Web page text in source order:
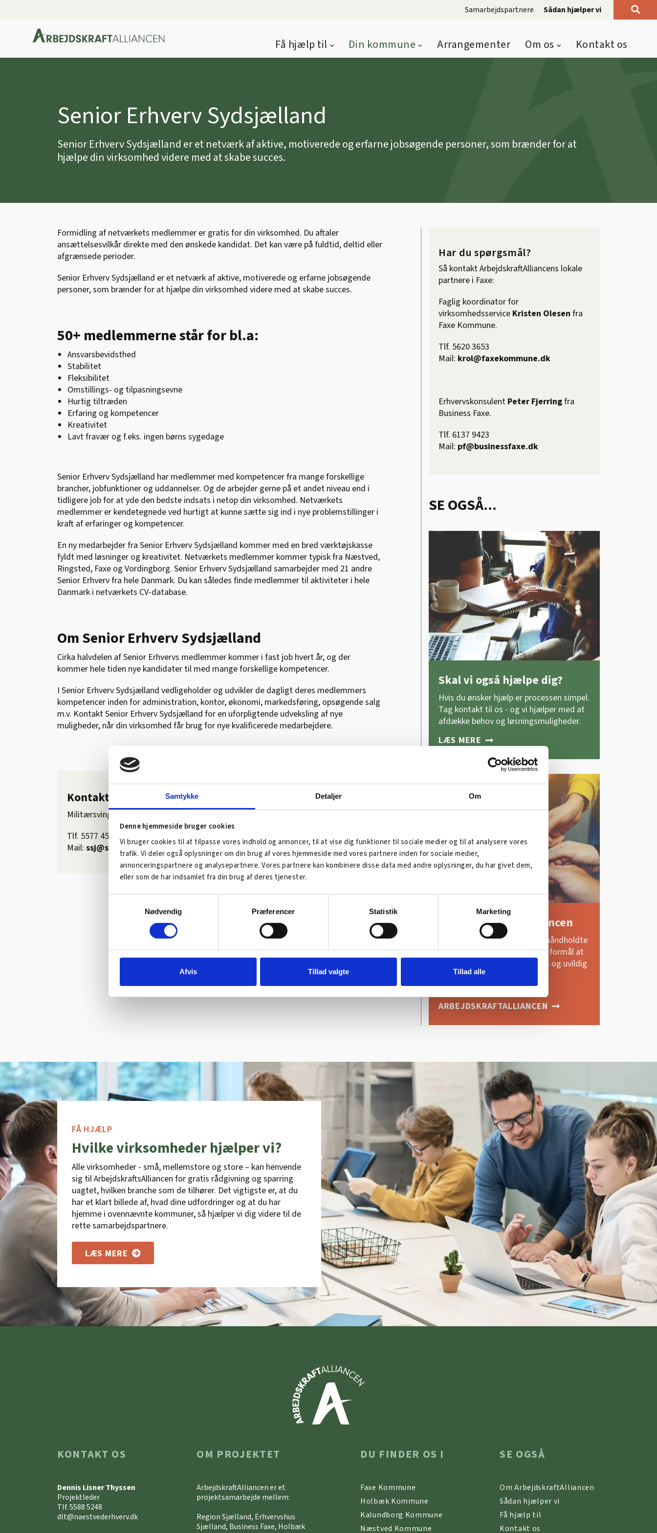
Samtykke Detaljer Om
Denne hjemmeside bruger cookies
Vi bruger cookies til at tilpasse vores indhold og annoncer, til at vise dig funktioner til sociale medier og til at analysere vores
trafik. Vi deler også oplysninger om din brug af vores hjemmeside med vores partnere inden for sociale medier,
annonceringspartnere og analysepartnere. Vores partnere kan kombinere disse data med andre oplysninger, du har givet dem,
eller som de har indsamlet fra din brug af deres tjenester.
Nødvendig
Præferencer Statistik Marketing
Afvis Tillad valgte Tillad alle
Samarbejdspartnere Sådan hjælper vi
Få hjælp til Din kommune Arrangementer Om os Kontakt os
Senior Erhverv Sydsjælland
Senior Erhverv Sydsjælland er et netværk af aktive, motiverede og erfarne jobsøgende personer, som brænder for at
hjælpe din virksomhed videre med at skabe succes.
Formidling af netværkets medlemmer er gratis for din virksomhed. Du aftaler
ansættelsesvilkår direkte med den ønskede kandidat. Det kan være på fuldtid, deltid eller
afgrænsede perioder.
Senior Erhverv Sydsjælland er et netværk af aktive, motiverede og erfarne jobsøgende
personer, som brænder for at hjælpe din virksomhed videre med at skabe succes.
50+ medlemmerne står for bl.a:
Ansvarsbevidsthed
Stabilitet
Fleksibilitet
Omstillings- og tilpasningsevne
Hurtig tiltræden
Erfaring og kompetencer
Kreativitet
Lavt fravær og f.eks. ingen børns sygedage
Senior Erhverv Sydsjælland har medlemmer med kompetencer fra mange forskellige
brancher, jobfunktioner og uddannelser. Og de arbejder gerne på et andet niveau end i
tidligere job for at yde den bedste indsats i netop din virksomhed. Netværkets
medlemmer er kendetegnede ved hurtigt at kunne sætte sig ind i nye problemstillinger i
kraft af erfaringer og kompetencer.
En ny medarbejder fra Senior Erhverv Sydsjælland kommer med en bred værktøjskasse
fyldt med løsninger og kreativitet. Netværkets medlemmer kommer typisk fra Næstved,
Ringsted, Faxe og Vordingborg. Senior Erhverv Sydsjælland samarbejder med 21 andre
Senior Erhverv fra hele Danmark. Du kan således finde medlemmer til aktiviteter i hele
Danmark i netværkets CV-database.
Om Senior Erhverv Sydsjælland
Cirka halvdelen af Senior Erhvervs medlemmer kommer i fast job hvert år, og der
kommer hele tiden nye kandidater til med mange forskellige kompetencer.
I Senior Erhverv Sydsjælland vedligeholder og udvikler de dagligt deres medlemmers
kompetencer inden for administration, kontor, økonomi, markedsføring, opsøgende salg
m.v. Kontakt Senior Erhverv Sydsjælland for en uforpligtende udveksling af nye
muligheder, når din virksomhed får brug for nye kvalificerede medarbejdere.
Kontakt Senior Erhverv Sydsjælland
Militærsvinget 13, 4700 Næstved
Tlf. 5577 4568
Mail: ssj@se-ssj.dk
Har du spørgsmål?
Så kontakt ArbejdskraftAlliancens lokale
partnere i Faxe:
Faglig koordinator for
virksomhedsservice Kristen Olesen fra
Faxe Kommune.
Tlf. 5620 3653
Mail: krol@faxekommune.dk
Erhvervskonsulent Peter Fjerringfra
Business Faxe.
Tlf. 6137 9423
Mail: pf@businessfaxe.dk
SE OGSÅ...
Skal vi også hjælpe dig?
Hvis du ønsker hjælp er processen simpel.
Tag kontakt til os - og vi hjælper med at
afdække behov og løsningsmuligheder.
LÆS MERE
Om ArbejdskraftAlliancen
Arbejdskraftalliancen tilbyder håndholdte
konsulentassistance og har til formål at
tilbyde virksomheder en gratis og uvildig
vejledning.
LÆS MERE OM
ARBEJDSKRAFTALLIANCEN
FÅ HJÆLP
Hvilke virksomheder hjælper vi?
Alle virksomheder - små, mellemstore og store – kan henvende
sig til ArbejdskraftsAlliancen for gratis rådgivning og sparring
uagtet, hvilken branche som de tilhører. Det vigtigste er, at du
har et klart billede af, hvad dine udfordringer og at du har
hjemme i ovennævnte kommuner, så hjælper vi dig videre til de
rette samarbejdspartnere.
LÆS MERE
KONTAKT OS
Dennis Lisner Thyssen
Projektleder
Tlf. 5588 5248
dlt@naestvederhverv.dk
OM PROJEKTET
ArbejdskraftAlliancen er et
projektsamarbejde mellem:
Region Sjælland, Erhvervshus
Sjælland, Business Faxe, Holbæk
DU FINDER OS I
Faxe Kommune
Holbæk Kommune
Kalundborg Kommune
Næstved Kommune
SE OGSÅ
Om ArbejdskraftAlliancen
Sådan hjælper vi
Få hjælp til
Kontakt os